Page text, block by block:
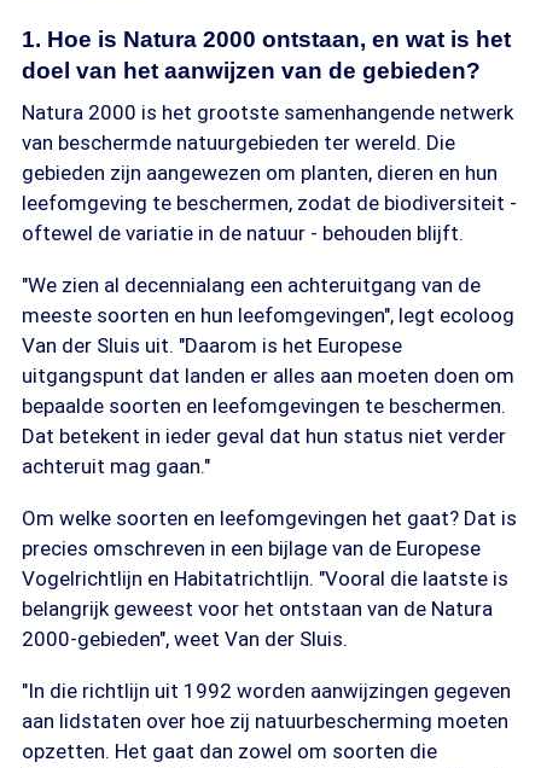
1. Hoe is Natura 2000 ontstaan, en wat is het
doel van het aanwijzen van de gebieden?
Natura 2000 is het grootste samenhangende netwerk
van beschermde natuurgebieden ter wereld. Die
gebieden zijn aangewezen om planten, dieren en hun
leefomgeving te beschermen, zodat de biodiversiteit -
oftewel de variatie in de natuur - behouden blijft.
"We zien al decennialang een achteruitgang van de
meeste soorten en hun leefomgevingen", legt ecoloog
Van der Sluis uit. "Daarom is het Europese
uitgangspunt dat landen er alles aan moeten doen om
bepaalde soorten en leefomgevingen te beschermen.
Dat betekent in ieder geval dat hun status niet verder
achteruit mag gaan."
Om welke soorten en leefomgevingen het gaat? Dat is
precies omschreven in een bijlage van de Europese
Vogelrichtlijn en Habitatrichtlijn. "Vooral die laatste is
belangrijk geweest voor het ontstaan van de Natura
2000-gebieden", weet Van der Sluis.
"In die richtlijn uit 1992 worden aanwijzingen gegeven
aan lidstaten over hoe zij natuurbescherming moeten
opzetten. Het gaat dan zowel om soorten die